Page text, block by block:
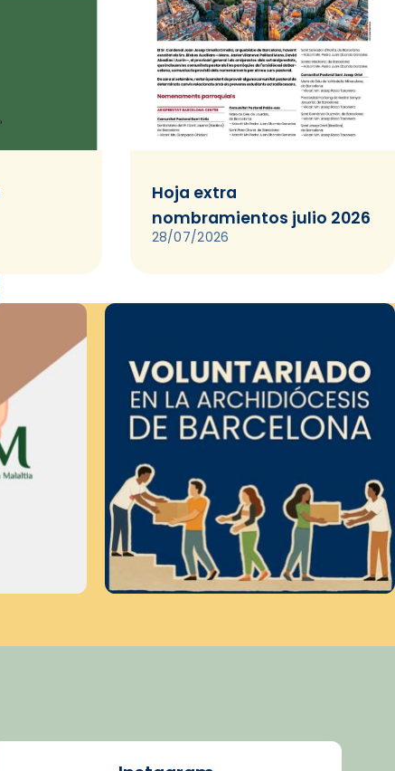
Hoja extra
nombramientos julio 2026
28/07/2026